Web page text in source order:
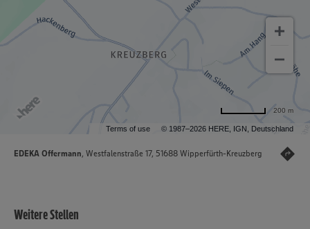
Terms of use © 1987–2026 HERE, IGN, Deutschland
200 m
EDEKA Offermann, Westfalenstraße 17, 51688 Wipperfürth-Kreuzberg
Weitere Stellen